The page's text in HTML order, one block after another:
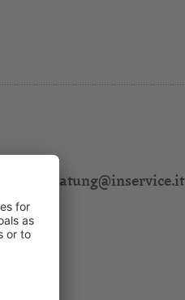
311
steuerberatung@inservice.it